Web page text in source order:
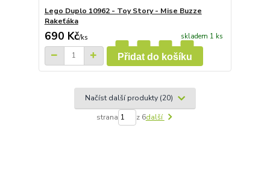
Lego Duplo 10962 - Toy Story - Mise Buzze
Rakeťáka
690 Kč/ks skladem 1 ks
Přidat do košíku
Načíst další produkty (20)
strana z 6další